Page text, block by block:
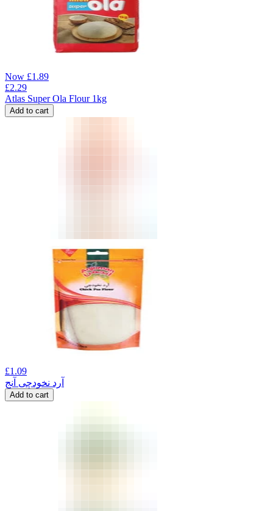
Now £1.89
£2.29
Atlas Super Ola Flour 1kg
Add to cart
£1.09
آرد نخودچی آنج
Add to cart